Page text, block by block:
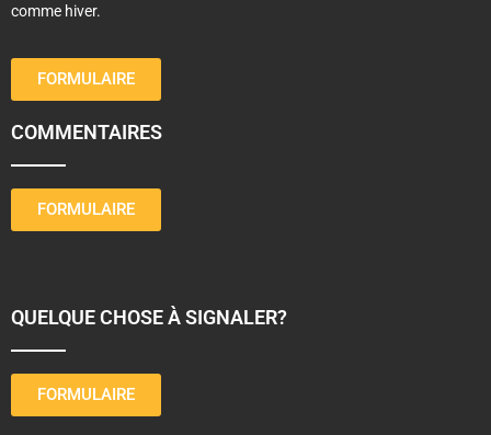
comme hiver.
FORMULAIRE
COMMENTAIRES
FORMULAIRE
QUELQUE CHOSE À SIGNALER?
FORMULAIRE